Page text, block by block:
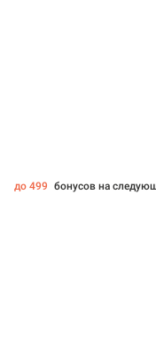
до 499 бонусов на